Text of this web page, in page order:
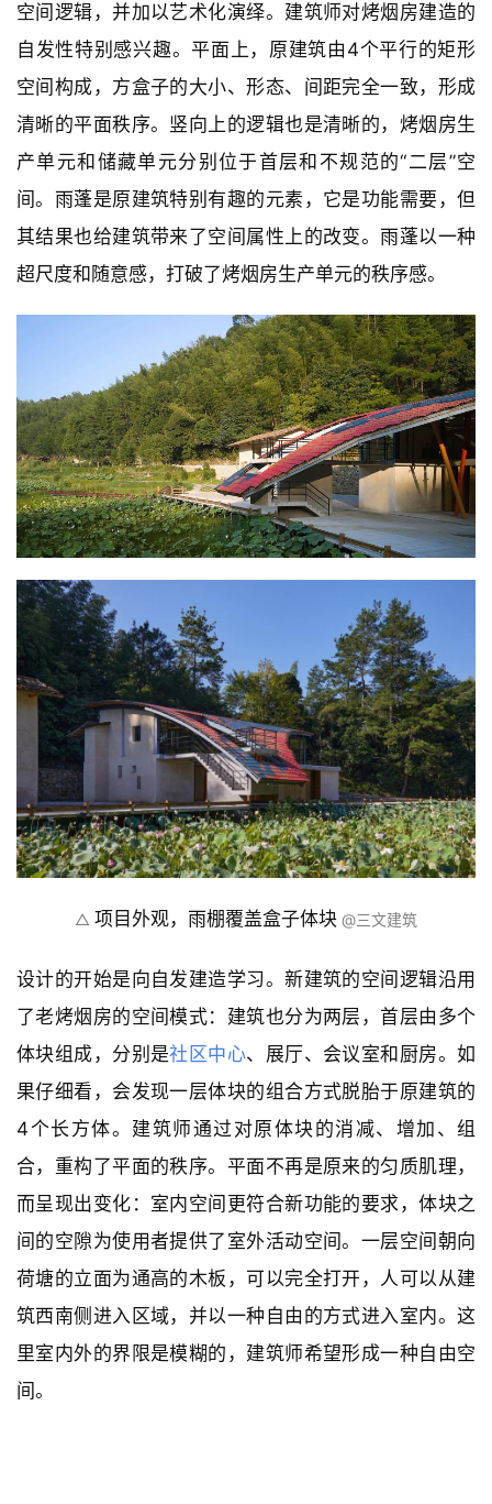
空间逻辑，并加以艺术化演绎。建筑师对烤烟房建造的
自发性特别感兴趣。平面上，原建筑由4个平行的矩形
空间构成，方盒子的大小、形态、间距完全一致，形成
清晰的平面秩序。竖向上的逻辑也是清晰的，烤烟房生
产单元和储藏单元分别位于首层和不规范的“二层”空
间。雨蓬是原建筑特别有趣的元素，它是功能需要，但
其结果也给建筑带来了空间属性上的改变。雨蓬以一种
超尺度和随意感，打破了烤烟房生产单元的秩序感。
△ 项目外观，雨棚覆盖盒子体块 @三文建筑
设计的开始是向自发建造学习。新建筑的空间逻辑沿用
了老烤烟房的空间模式：建筑也分为两层，首层由多个
体块组成，分别是社区中心、展厅、会议室和厨房。如
果仔细看，会发现一层体块的组合方式脱胎于原建筑的
4个长方体。建筑师通过对原体块的消减、增加、组
合，重构了平面的秩序。平面不再是原来的匀质肌理，
而呈现出变化：室内空间更符合新功能的要求，体块之
间的空隙为使用者提供了室外活动空间。一层空间朝向
荷塘的立面为通高的木板，可以完全打开，人可以从建
筑西南侧进入区域，并以一种自由的方式进入室内。这
里室内外的界限是模糊的，建筑师希望形成一种自由空
间。